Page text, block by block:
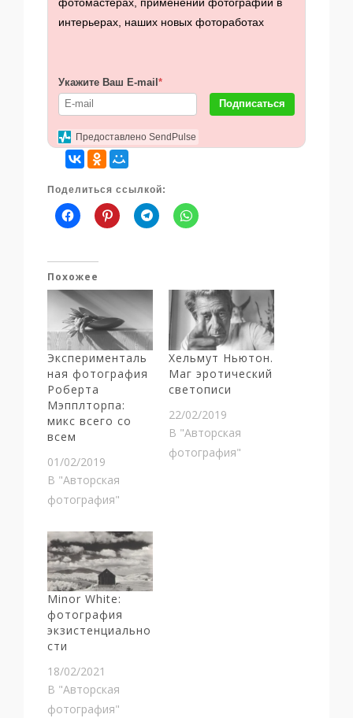
интерьерах, наших новых фотоработах
Укажите Ваш E-mail *
Подписаться
Предоставлено SendPulse
Поделиться ссылкой:
Похожее
Эксперименталь
ная фотография
Роберта
Мэпплторпа:
микс всего со
всем
01/02/2019
В "Авторская
фотография"
Хельмут Ньютон.
Маг эротический
светописи
22/02/2019
В "Авторская
фотография"
Minor White:
фотография
экзистенциально
сти
18/02/2021
В "Авторская
фотография"